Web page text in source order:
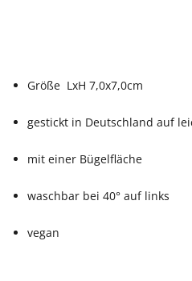
Größe LxH 7,0x7,0cm
gestickt in Deutschland auf
mit einer Bügelfläche
waschbar bei 40° auf links
vegan